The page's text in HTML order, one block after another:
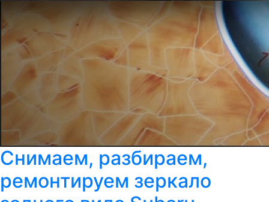
Снимаем, разбираем,
ремонтируем зеркало